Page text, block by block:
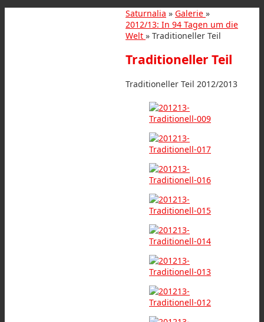
Saturnalia » Galerie »
2012/13: In 94 Tagen um die
Welt » Traditioneller Teil
Traditioneller Teil
Traditioneller Teil 2012/2013